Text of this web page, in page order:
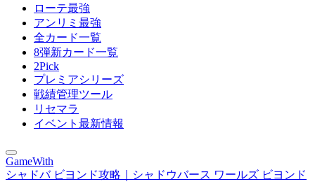
ローテ最強
アンリミ最強
全カード一覧
8弾新カード一覧
2Pick
プレミアシリーズ
戦績管理ツール
リセマラ
イベント最新情報
GameWith
シャドバ ビヨンド攻略｜シャドウバース ワールズ ビヨンド